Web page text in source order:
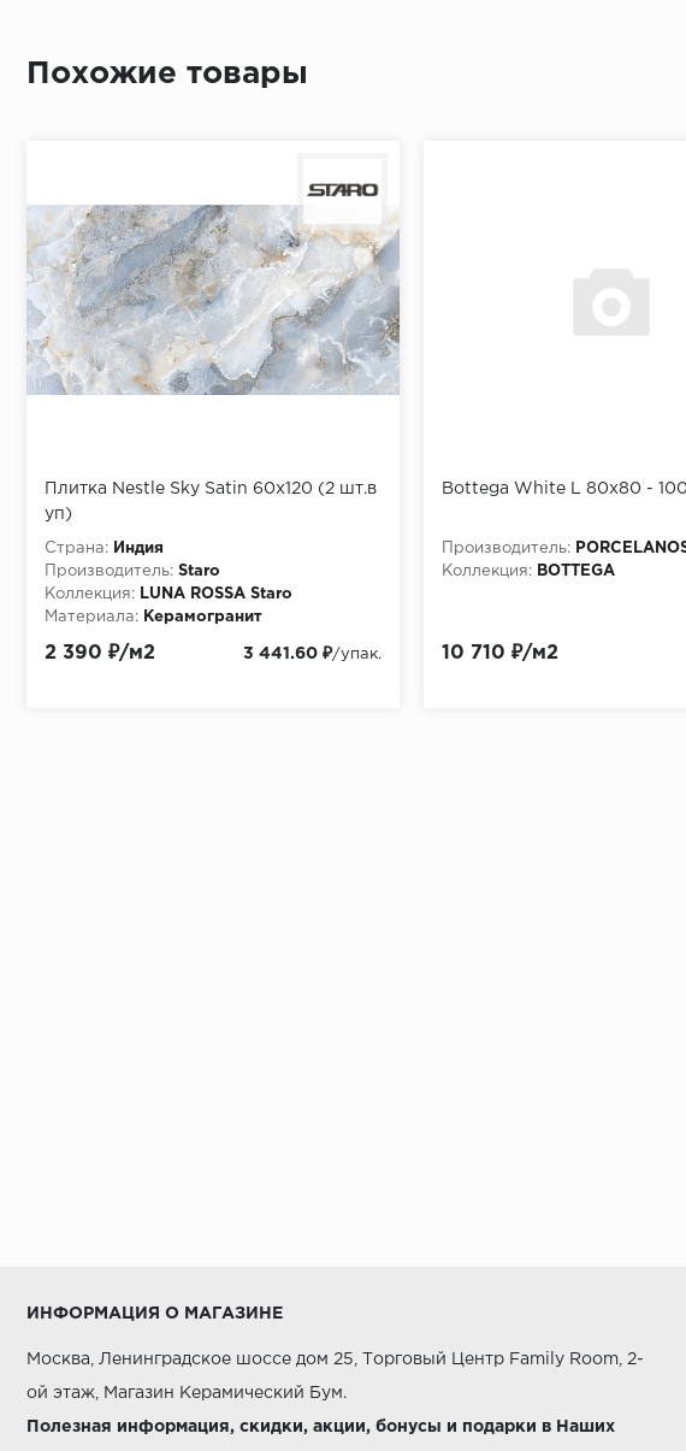
Похожие товары
Плитка Nestle Sky Satin 60x120 (2 шт.в
уп)
Страна:
Индия
Производитель: Staro
Коллекция:
LUNA ROSSA Staro
Материала:
Керамогранит
2 390 ₽/м2 3 441.60 ₽/упак.
Bottega White L 80x80 -
Производитель:
Коллекция:
BOTTEGA
10 710 ₽/м2
ИНФОРМАЦИЯ О МАГАЗИНЕ
Москва, Ленинградское шоссе дом 25, Торговый Центр Family Room, 2-
ой этаж, Магазин Керамический Бум.
Полезная информация, скидки, акции, бонусы и подарки в Наших